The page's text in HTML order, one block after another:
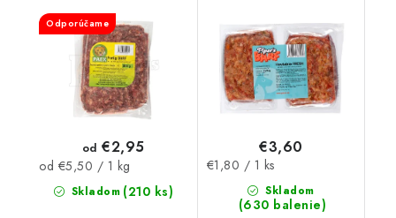
Odporúčame
Skladom (210 ks)
od €2,95
Jednotková
cena:
od €5,50 / 1 kg
Skladom
(630 balenie)
€3,60
Jednotková
€1,80 / 1 ks